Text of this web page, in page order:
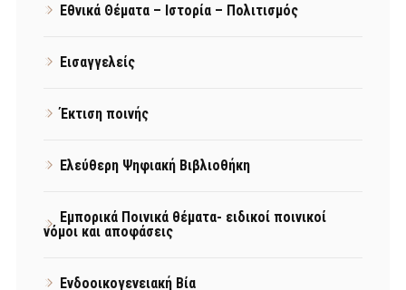
Εθνικά Θέματα – Ιστορία – Πολιτισμός
Εισαγγελείς
Έκτιση ποινής
Ελεύθερη Ψηφιακή Βιβλιοθήκη
Εμπορικά Ποινικά θέματα- ειδικοί ποινικοί
νόμοι και αποφάσεις
Ενδοοικογενειακή Βία